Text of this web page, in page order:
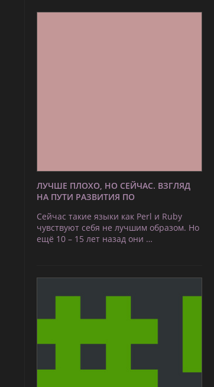
ЛУЧШЕ ПЛОХО, НО СЕЙЧАС. ВЗГЛЯД
НА ПУТИ РАЗВИТИЯ ПО
Сейчас такие языки как Perl и Ruby
чувствуют себя не лучшим образом. Но
ещё 10 – 15 лет назад они …